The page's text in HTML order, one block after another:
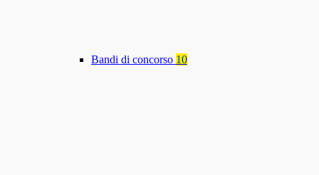
Bandi di concorso 10